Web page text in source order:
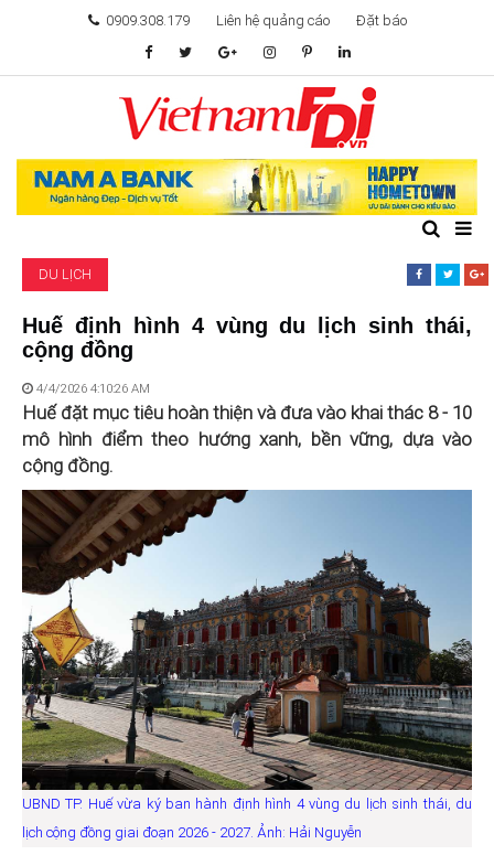
0909.308.179 Liên hệ quảng cáo Đặt báo
TÂM ĐIỂM ĐẦU TƯ
TÀI CHÍNH
KHỞI NGHIỆP
GIẢI TRÍ & CÔNG NGHỆ
DU LỊCH
Huế định hình 4 vùng du lịch sinh thái,
cộng đồng
4/4/2026 4:10:26 AM
Huế đặt mục tiêu hoàn thiện và đưa vào khai thác 8 - 10
mô hình điểm theo hướng xanh, bền vững, dựa vào
cộng đồng.
UBND TP. Huế vừa ký ban hành định hình 4 vùng du lịch sinh thái, du
lịch cộng đồng giai đoạn 2026 - 2027. Ảnh: Hải Nguyễn